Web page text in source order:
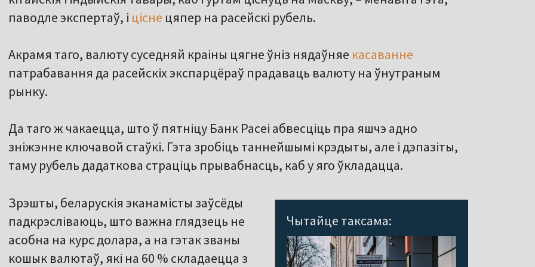
паводле экспертаў, і цісне цяпер на расейскі рубель.
Акрамя таго, валюту суседняй краіны цягне ўніз нядаўняе касаванне
патрабавання да расейскіх экспарцёраў прадаваць валюту на ўнутраным
рынку.
Да таго ж чакаецца, што ў пятніцу Банк Расеі абвесціць пра яшчэ адно
зніжэнне ключавой стаўкі. Гэта зробіць таннейшымі крэдыты, але і дэпазіты,
таму рубель дадаткова страціць прывабнасць, каб у яго ўкладацца.
Чытайце таксама:
Зрэшты, беларускія эканамісты заўсёды
падкрэсліваюць, што важна глядзець не
асобна на курс долара, а на гэтак званы
кошык валютаў, які на 60 % складаецца з